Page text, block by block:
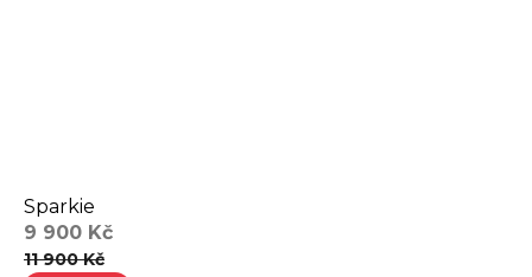
Sparkie
9 900 Kč
11 900 Kč